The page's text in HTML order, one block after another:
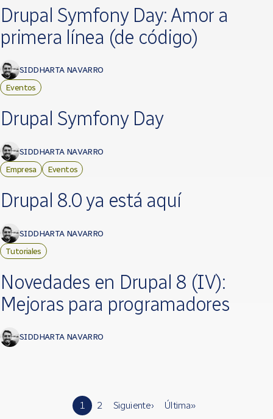
Drupal Symfony Day: Amor a
primera línea (de código)
SIDDHARTA NAVARRO
Eventos
Drupal Symfony Day
SIDDHARTA NAVARRO
Empresa Eventos
Drupal 8.0 ya está aquí
SIDDHARTA NAVARRO
Tutoriales
Novedades en Drupal 8 (IV):
Mejoras para programadores
SIDDHARTA NAVARRO
1 2 Siguiente › Última »